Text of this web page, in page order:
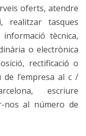
oferts, atendre
realitzar tasques
tècnica,
o electrònica
rectificació o
de l’empresa al c /
​​escriure
nos al número de